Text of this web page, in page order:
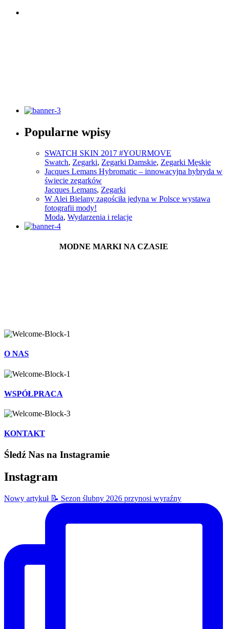
Sprawdź
Popularne wpisy
SWATCH SKIN 2017 #YOURMOVE
Swatch, Zegarki, Zegarki Damskie, Zegarki Męskie
Jacques Lemans Hybromatic – innowacyjna hybryda w
świecie zegarków
Jacques Lemans, Zegarki
W Alei Bielany zagościła jedyna w Polsce wystawa
fotografii mody!
Moda, Wydarzenia i relacje
MODNE MARKI NA CZASIE
O NAS
WSPÓŁPRACA
KONTAKT
Śledź Nas na Instagramie
Instagram
Nowy artykuł 📝 Sezon ślubny 2026 przynosi wyraźny